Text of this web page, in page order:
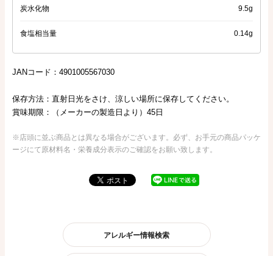
炭水化物 9.5g
食塩相当量 0.14g
JANコード：4901005567030
保存方法：直射日光をさけ、涼しい場所に保存してください。
賞味期限：（メーカーの製造日より）45日
※店頭に並ぶ商品とは異なる場合がございます。必ず、お手元の商品パッケ
ージにて原材料名・栄養成分表示のご確認をお願い致します。
アレルギー情報検索